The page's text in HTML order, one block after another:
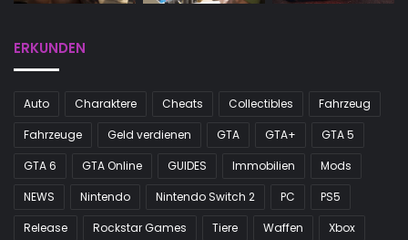
ERKUNDEN
Auto Charaktere Cheats Collectibles
Fahrzeug
Fahrzeuge
Geld verdienen GTA GTA+
GTA 5
GTA 6
GTA Online GUIDES Immobilien
Mods
NEWS
Nintendo Nintendo Switch 2 PC
PS5
Release
Rockstar Games Tiere Waffen Xbox